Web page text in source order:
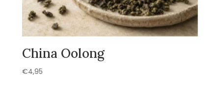
China Oolong
€4,95